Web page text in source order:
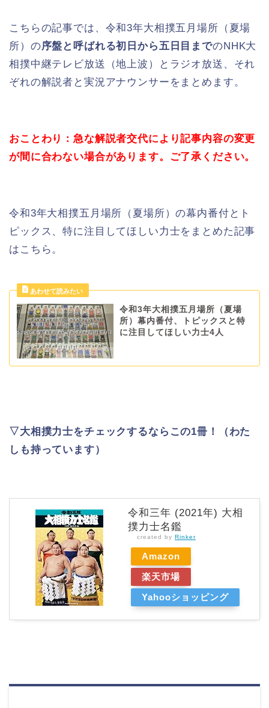
こちらの記事では、令和3年大相撲五月場所（夏場
所）の序盤と呼ばれる初日から五日目までのNHK大
相撲中継テレビ放送（地上波）とラジオ放送、それ
ぞれの解説者と実況アナウンサーをまとめます。
おことわり：急な解説者交代により記事内容の変更
が間に合わない場合があります。ご了承ください。
令和3年大相撲五月場所（夏場所）の幕内番付とト
ピックス、特に注目してほしい力士をまとめた記事
はこちら。
令和3年大相撲五月場所（夏場
所）幕内番付、トピックスと特
に注目してほしい力士4人
▽大相撲力士をチェックするならこの1冊！（わた
しも持っています）
令和三年 (2021年) 大相
撲力士名鑑
created by Rinker
Amazon
楽天市場
Yahooショッピング